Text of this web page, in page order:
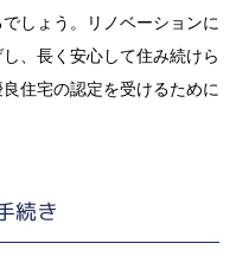
しょう。リノベーションに
、長く安心して住み続けら
住宅の認定を受けるために
続き